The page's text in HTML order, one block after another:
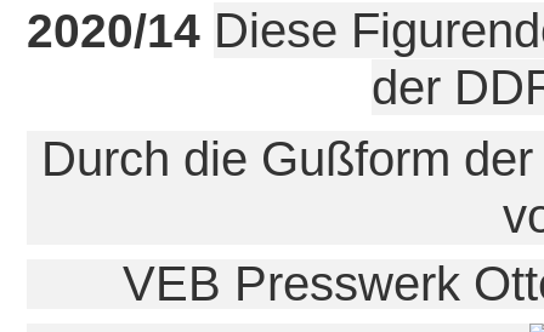
2020/14 Diese
der
Durch die Gußform
VEB Presswerk